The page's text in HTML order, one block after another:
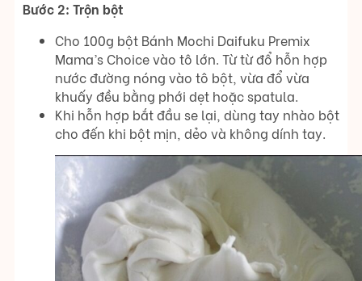
Bước 2: Trộn bột
Cho 100g bột Bánh Mochi Daifuku Premix
Mama’s Choice vào tô lớn. Từ từ đổ hỗn hợp
nước đường nóng vào tô bột, vừa đổ vừa
khuấy đều bằng phới dẹt hoặc spatula.
Khi hỗn hợp bắt đầu se lại, dùng tay nhào bột
cho đến khi bột mịn, dẻo và không dính tay.